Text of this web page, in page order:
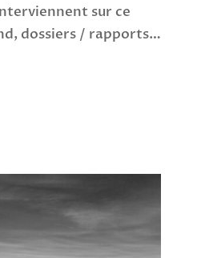
sur ce
dossiers / rapports…